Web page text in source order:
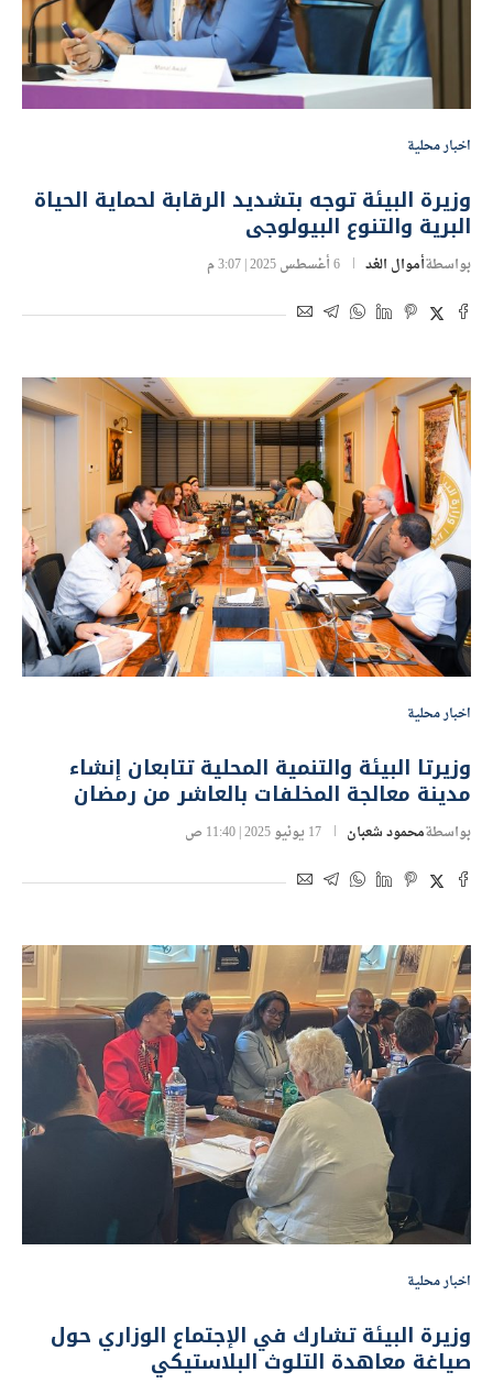
اخبار محلية
وزيرة البيئة توجه بتشديد الرقابة لحماية الحياة
البرية والتنوع البيولوجى
بواسطةأموال الغد 6 أغسطس 2025 | 3:07 م
اخبار محلية
وزيرتا البيئة والتنمية المحلية تتابعان إنشاء
مدينة معالجة المخلفات بالعاشر من رمضان
بواسطةمحمود شعبان 17 يونيو 2025 | 11:40 ص
اخبار محلية
وزيرة البيئة تشارك في الإجتماع الوزاري حول
صياغة معاهدة التلوث البلاستيكي